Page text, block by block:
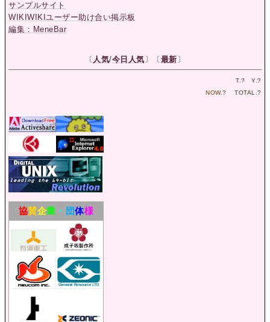
サンプルサイト
WIKIWIKIユーザー助け合い掲示板
編集：MeneBar
〔 人気/今日人気〕〔最新〕
T.? Y.?
NOW.? TOTAL.?
協賛企業 ・ 団体様